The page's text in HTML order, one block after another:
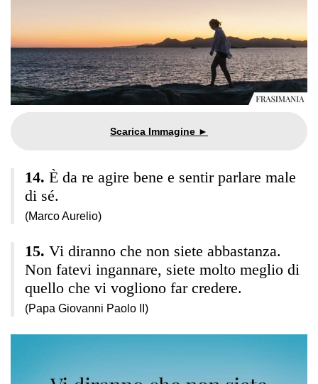
È da re agire bene e sentir parlare male
di sé.
(Marco Aurelio)
Vi diranno che non siete abbastanza.
Non fatevi ingannare, siete molto meglio di
quello che vi vogliono far credere.
(Papa Giovanni Paolo II)